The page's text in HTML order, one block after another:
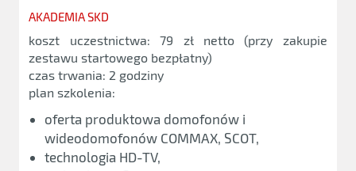
AKADEMIA SKD
koszt uczestnictwa: 79 zł netto (przy zakupie
zestawu startowego bezpłatny)
czas trwania: 2 godziny
plan szkolenia:
oferta produktowa domofonów i
wideodomofonów COMMAX, SCOT,
technologia HD-TV,